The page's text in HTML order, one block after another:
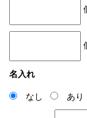
名入れ
なし あり